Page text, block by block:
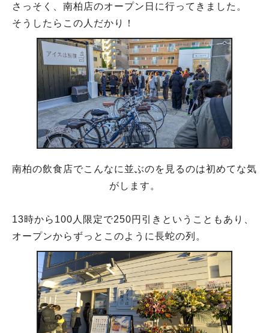
さっそく、南柏店のオープン日に行ってきました。
そうしたらこの人だかり！
南柏の飲食店でこんなに並ぶのを見るのは初めてな気
がします。
13時から100人限定で250円引きということもあり、
オープンからずっとこのように長蛇の列。